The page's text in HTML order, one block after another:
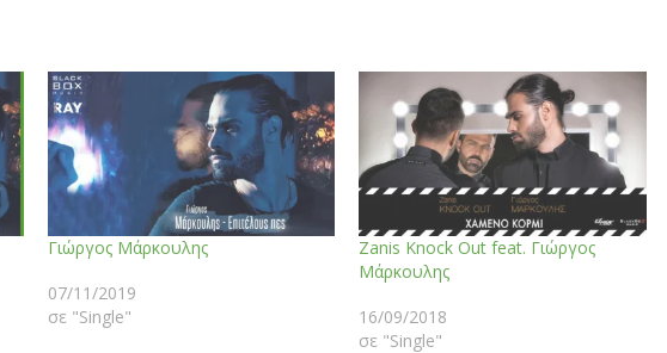
Γιώργος Μάρκουλης
07/11/2019
σε "Single"
Zanis Knock Out feat. Γιώργος
Μάρκουλης
16/09/2018
σε "Single"